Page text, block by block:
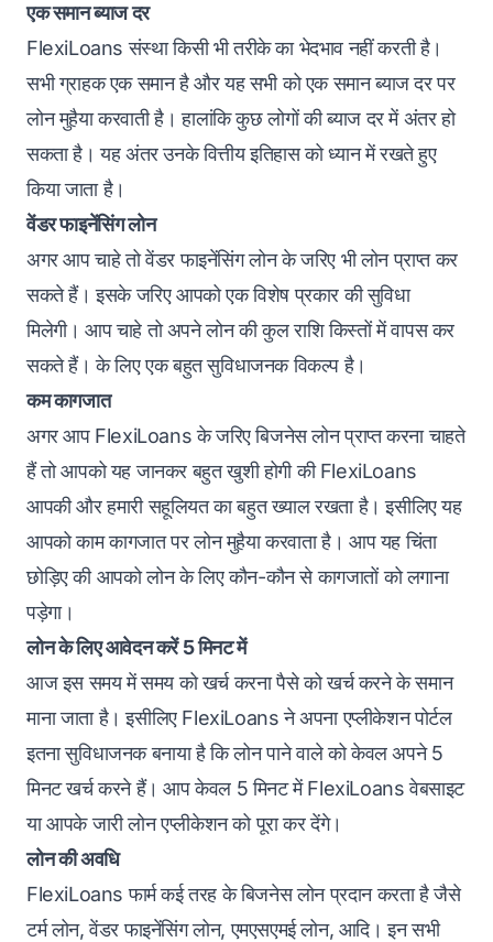
एक समान ब्याज दर
FlexiLoans संस्था किसी भी तरीके का भेदभाव नहीं करती है।
सभी ग्राहक एक समान है और यह सभी को एक समान ब्याज दर पर
लोन मुहैया करवाती है। हालांकि कुछ लोगों की ब्याज दर में अंतर हो
सकता है। यह अंतर उनके वित्तीय इतिहास को ध्यान में रखते हुए
किया जाता है।
वेंडर फाइनेंसिंग लोन
अगर आप चाहे तो वेंडर फाइनेंसिंग लोन के जरिए भी लोन प्राप्त कर
सकते हैं। इसके जरिए आपको एक विशेष प्रकार की सुविधा
मिलेगी। आप चाहे तो अपने लोन की कुल राशि किस्तों में वापस कर
सकते हैं। के लिए एक बहुत सुविधाजनक विकल्प है।
कम कागजात
अगर आप FlexiLoans के जरिए बिजनेस लोन प्राप्त करना चाहते
हैं तो आपको यह जानकर बहुत खुशी होगी की FlexiLoans
आपकी और हमारी सहूलियत का बहुत ख्याल रखता है। इसीलिए यह
आपको काम कागजात पर लोन मुहैया करवाता है। आप यह चिंता
छोड़िए की आपको लोन के लिए कौन-कौन से कागजातों को लगाना
पड़ेगा।
लोन के लिए आवेदन करें 5 मिनट में
आज इस समय में समय को खर्च करना पैसे को खर्च करने के समान
माना जाता है। इसीलिए FlexiLoans ने अपना एप्लीकेशन पोर्टल
इतना सुविधाजनक बनाया है कि लोन पाने वाले को केवल अपने 5
मिनट खर्च करने हैं। आप केवल 5 मिनट में FlexiLoans वेबसाइट
या आपके जारी लोन एप्लीकेशन को पूरा कर देंगे।
लोन की अवधि
FlexiLoans फार्म कई तरह के बिजनेस लोन प्रदान करता है जैसे
टर्म लोन, वेंडर फाइनेंसिंग लोन, एमएसएमई लोन, आदि। इन सभी